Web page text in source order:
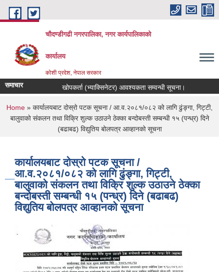
Skip to main content
चौदण्डीगढी नगरपालिका, नगर कार्यपालिकाको
कार्यालय
कोशी प्रदेश, नेपाल सरकार
समाचार खोपकर्ता (भ्याक्सिनेटर) आवश्यकता सम्वन्धी सूचना।
You are here
Home » कार्यालयबाट दोस्रो पटक सूचना / आ.व.२०८१/०८२ को लागि ढुंङ्गा, गिट्टी,
बालुवाको संकलन तथा विक्रि शुल्क उठाउने ठेक्का बन्दोबस्ती सम्बन्धी १५ (पन्ध्र) दिने
(बढाबढ) विद्युतिय बोलपत्र आव्हानको सूचना
कार्यालयबाट दोस्रो पटक सूचना /
आ.व.२०८१/०८२ को लागि ढुंङ्गा, गिट्टी,
बालुवाको संकलन तथा विक्रि शुल्क उठाउने ठेक्का
बन्दोबस्ती सम्बन्धी १५ (पन्ध्र) दिने (बढाबढ)
विद्युतिय बोलपत्र आव्हानको सूचना